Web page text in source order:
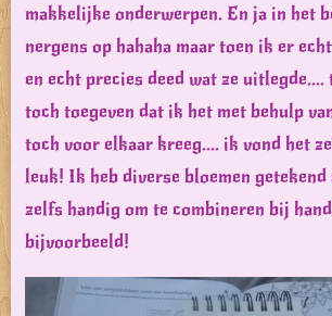
makkelijke onderwerpen. En ja in het
nergens op hahaha maar toen ik er
en echt precies deed wat ze
toch toegeven dat ik het met behulp
toch voor elkaar kreeg.... ik vond het
leuk! Ik heb diverse bloemen
zelfs handig om te combineren bij
bijvoorbeeld!